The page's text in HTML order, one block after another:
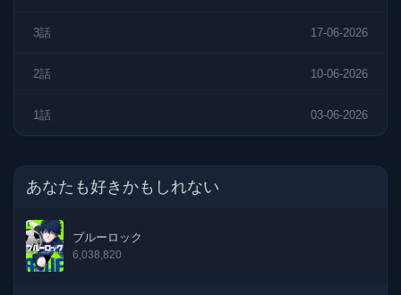
3話 17-06-2026
2話 10-06-2026
1話 03-06-2026
あなたも好きかもしれない
ブルーロック
6,038,820